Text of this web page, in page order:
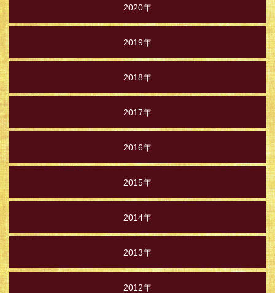
2020年
2019年
2018年
2017年
2016年
2015年
2014年
2013年
2012年